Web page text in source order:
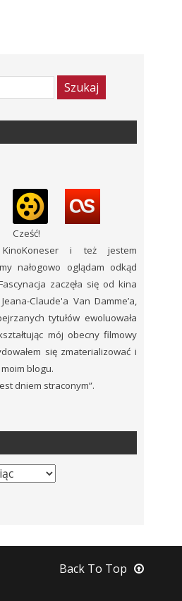
Cześć!
i też jestem
nałogowo oglądam odkąd
zaczęła się od kina
Claude'a Van Damme’a,
tytułów ewoluowała
mój obecny filmowy
się zmaterializować i
blogu.
dniem straconym”.
Back To Top